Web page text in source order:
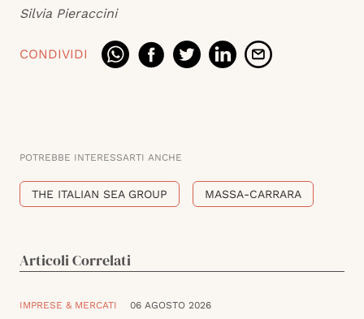
Silvia Pieraccini
CONDIVIDI
POTREBBE INTERESSARTI ANCHE
THE ITALIAN SEA GROUP MASSA-CARRARA
Articoli Correlati
IMPRESE & MERCATI 06 AGOSTO 2026